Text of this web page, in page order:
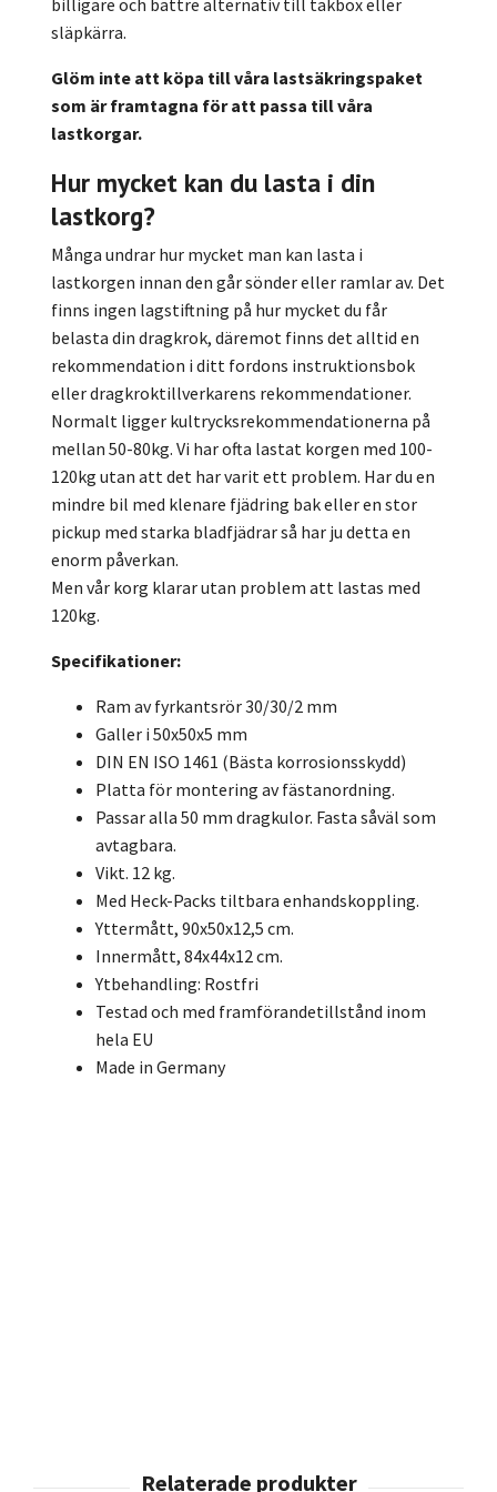
släpkärra.
Glöm inte att köpa till våra lastsäkringspaket
som är framtagna för att passa till våra
lastkorgar.
Hur mycket kan du lasta i din
lastkorg?
Många undrar hur mycket man kan lasta i
lastkorgen innan den går sönder eller ramlar av. Det
finns ingen lagstiftning på hur mycket du får
belasta din dragkrok, däremot finns det alltid en
rekommendation i ditt fordons instruktionsbok
eller dragkroktillverkarens rekommendationer.
Normalt ligger kultrycksrekommendationerna på
mellan 50-80kg. Vi har ofta lastat korgen med 100-
120kg utan att det har varit ett problem. Har du en
mindre bil med klenare fjädring bak eller en stor
pickup med starka bladfjädrar så har ju detta en
enorm påverkan.
Men vår korg klarar utan problem att lastas med
120kg.
Specifikationer:
Ram av fyrkantsrör 30/30/2 mm
Galler i 50x50x5 mm
DIN EN ISO 1461 (Bästa korrosionsskydd)
Platta för montering av fästanordning.
Passar alla 50 mm dragkulor. Fasta såväl som
avtagbara.
Vikt. 12 kg.
Med Heck-Packs tiltbara enhandskoppling.
Yttermått, 90x50x12,5 cm.
Innermått, 84x44x12 cm.
Ytbehandling: Rostfri
Testad och med framförandetillstånd inom
hela EU
Made in Germany